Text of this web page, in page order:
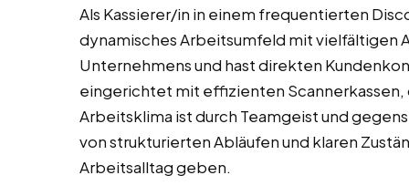
Als Kassierer/in in einem frequentierten
dynamisches Arbeitsumfeld mit vielfältigen
Unternehmens und hast direkten
eingerichtet mit effizienten
Arbeitsklima ist durch Teamgeist und
von strukturierten Abläufen und klaren
Arbeitsalltag geben.